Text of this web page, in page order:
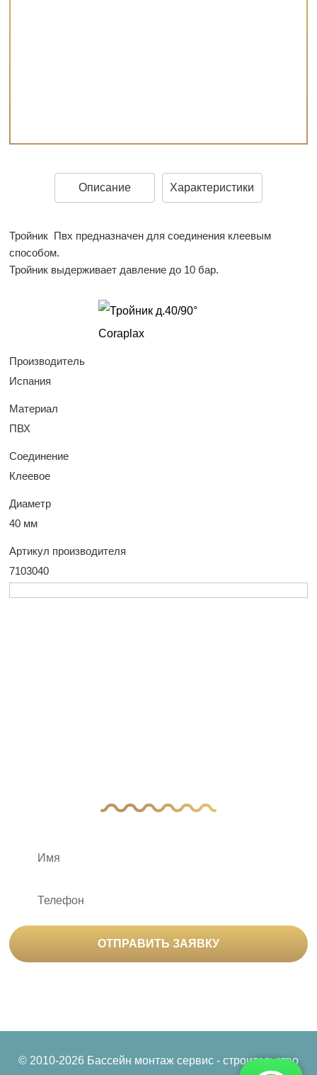
Описание Характеристики
Тройник Пвх предназначен для соединения клеевым
способом.
Тройник выдерживает давление до 10 бар.
Производитель
Испания
Материал
ПВХ
Соединение
Клеевое
Диаметр
40 мм
Артикул производителя
7103040
ОТПРАВИТЬ ЗАЯВКУ
© 2010-2026 Бассейн монтаж сервис - строительство